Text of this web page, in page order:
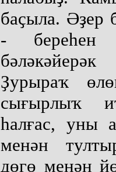
баҫыла. Әҙер
- береһен
Ҙурыраҡ
сығырлыҡ
һалғас, уны
менән
дөгө менән